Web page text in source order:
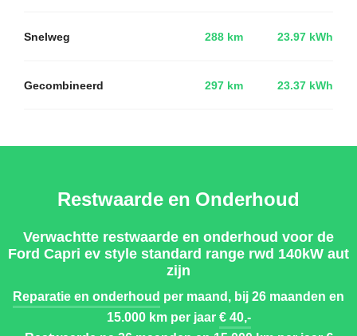
Snelweg 288 km 23.97 kWh
Gecombineerd 297 km 23.37 kWh
Restwaarde en Onderhoud
Verwachtte restwaarde en onderhoud voor de
Ford Capri ev style standard range rwd 140kW aut
zijn
Reparatie en onderhoud per maand, bij 26 maanden en
15.000 km per jaar€ 40,-